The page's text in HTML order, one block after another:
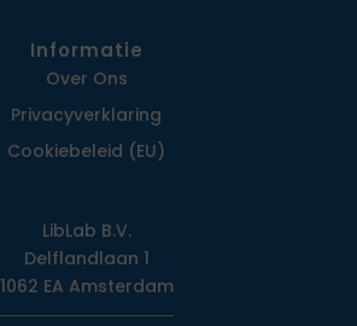
Informatie
Over Ons
Privacy­verklaring
Cookiebeleid (EU)
LibLab B.V.
Delflandlaan 1
1062 EA Amsterdam